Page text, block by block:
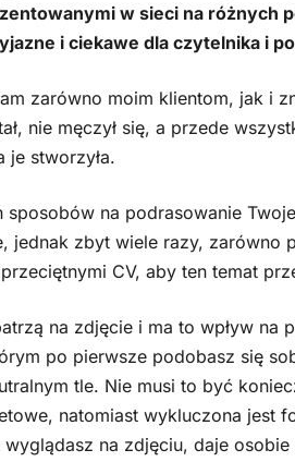
w sieci na różnych
i ciekawe dla czytelnika i
zarówno moim klientom, jak i
nie męczył się, a przede
je stworzyła.
na podrasowanie
zbyt wiele razy, zarówno
CV, aby ten temat
na zdjęcie i ma to wpływ na
po pierwsze podobasz się
tle. Nie musi to być
natomiast wykluczona jest
na zdjęciu, daje